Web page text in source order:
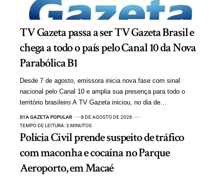
TV Gazeta passa a ser TV Gazeta Brasil e
chega a todo o país pelo Canal 10 da Nova
Parabólica B1
Desde 7 de agosto, emissora inicia nova fase com sinal
nacional pelo Canal 10 e amplia sua presença para todo o
território brasileiro A TV Gazeta iniciou, no dia de…
BYA GAZETA POPULAR
8 DE AGOSTO DE 2026
TEMPO DE LEITURA: 3 MINUTOS
Polícia Civil prende suspeito de tráfico
com maconha e cocaína no Parque
Aeroporto, em Macaé